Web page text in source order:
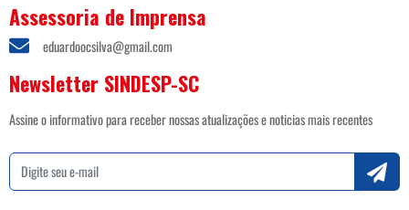
Assessoria de Imprensa
eduardoocsilva@gmail.com
Newsletter SINDESP-SC
Assine o informativo para receber nossas atualizações e noticias mais recentes